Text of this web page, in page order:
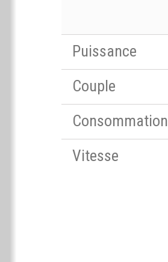
Puissance
Couple
Consommation
Vitesse